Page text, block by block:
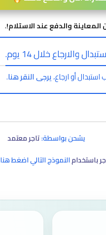
المعاينة والدفع عند الاستلام!.
والارجاع خلال 14 يوم.
أو ارجاع،يرجى النقر هنا.
يشحن بواسطة:تاجر معتمد
باستخدامالنموذج التالي اضغط هنا